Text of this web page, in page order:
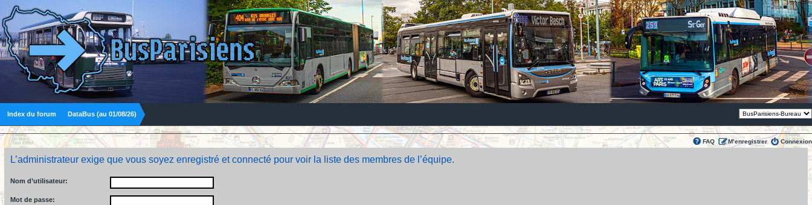
Index du forum DataBus (au 01/08/26)
FAQ M’enregistrer Connexion
L’administrateur exige que vous soyez enregistré et connecté pour voir la liste des membres de l’équipe.
Nom d’utilisateur:
Mot de passe: